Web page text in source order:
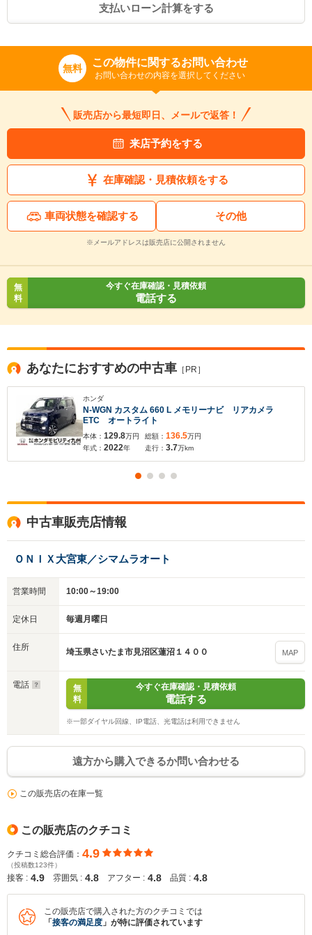
支払いローン計算をする
無料 この物件に関するお問い合わせ
お問い合わせの内容を選択してください
販売店から最短即日、メールで返答！
来店予約をする
在庫確認・見積依頼をする
車両状態を確認する その他
※メールアドレスは販売店に公開されません
無
料
今すぐ在庫確認・見積依頼
電話する
あなたにおすすめの中古車 ［PR］
ホンダ
N-WGN カスタム 660 L メモリーナビ リアカメラ
ETC オートライト
本体： 129.8万円
年式： 2022年
総額： 136.5万円
走行： 3.7万km
中古車販売店情報
ＯＮＩＸ大宮東／シマムラオート
営業時間 10:00～19:00
定休日 毎週月曜日
住所 埼玉県さいたま市見沼区蓮沼１４００ MAP
電話
無
料
今すぐ在庫確認・見積依頼
電話する
※一部ダイヤル回線、IP電話、光電話は利用できません
遠方から購入できるか問い合わせる
この販売店の在庫一覧
この販売店のクチコミ
クチコミ総合評価： 4.9
（投稿数123件）
接客 : 4.9 雰囲気 : 4.8 アフター : 4.8 品質 : 4.8
この販売店で購入された方のクチコミでは
「 接客の満足度 」が特に評価されています
入力途中の情報を保存しますか？
いいえ はい